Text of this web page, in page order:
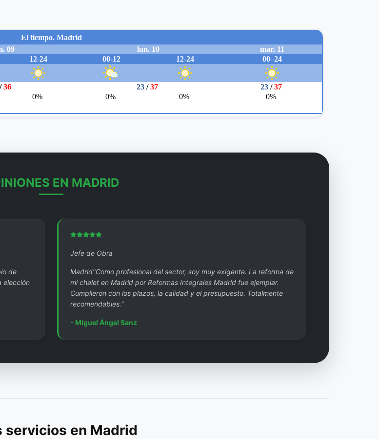
EN MADRID
de
elección
Jefe de Obra
Madrid"Como profesional del sector, soy muy exigente. La reforma de
mi chalet en Madrid por Reformas Integrales Madrid fue ejemplar.
Cumplieron con los plazos, la calidad y el presupuesto. Totalmente
recomendables."
- Miguel Ángel Sanz
servicios en Madrid